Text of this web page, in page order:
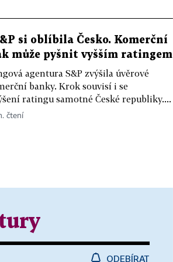
si oblíbila Česko. Komerční
může pyšnit vyšším ratingem
agentura S&P zvýšila úvěrové
banky. Krok souvisí i se
ratingu samotné České republiky....
čtení
ODEBÍRAT